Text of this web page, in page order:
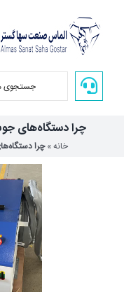
content
چرا دستگاه‌های
خانه»چرا